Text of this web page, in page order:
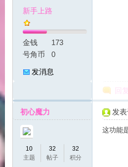
新手上路
金钱
173
号角币
0
发消息
回复
初心魔力
10
主题
32
帖子
32
积分
发
这功能